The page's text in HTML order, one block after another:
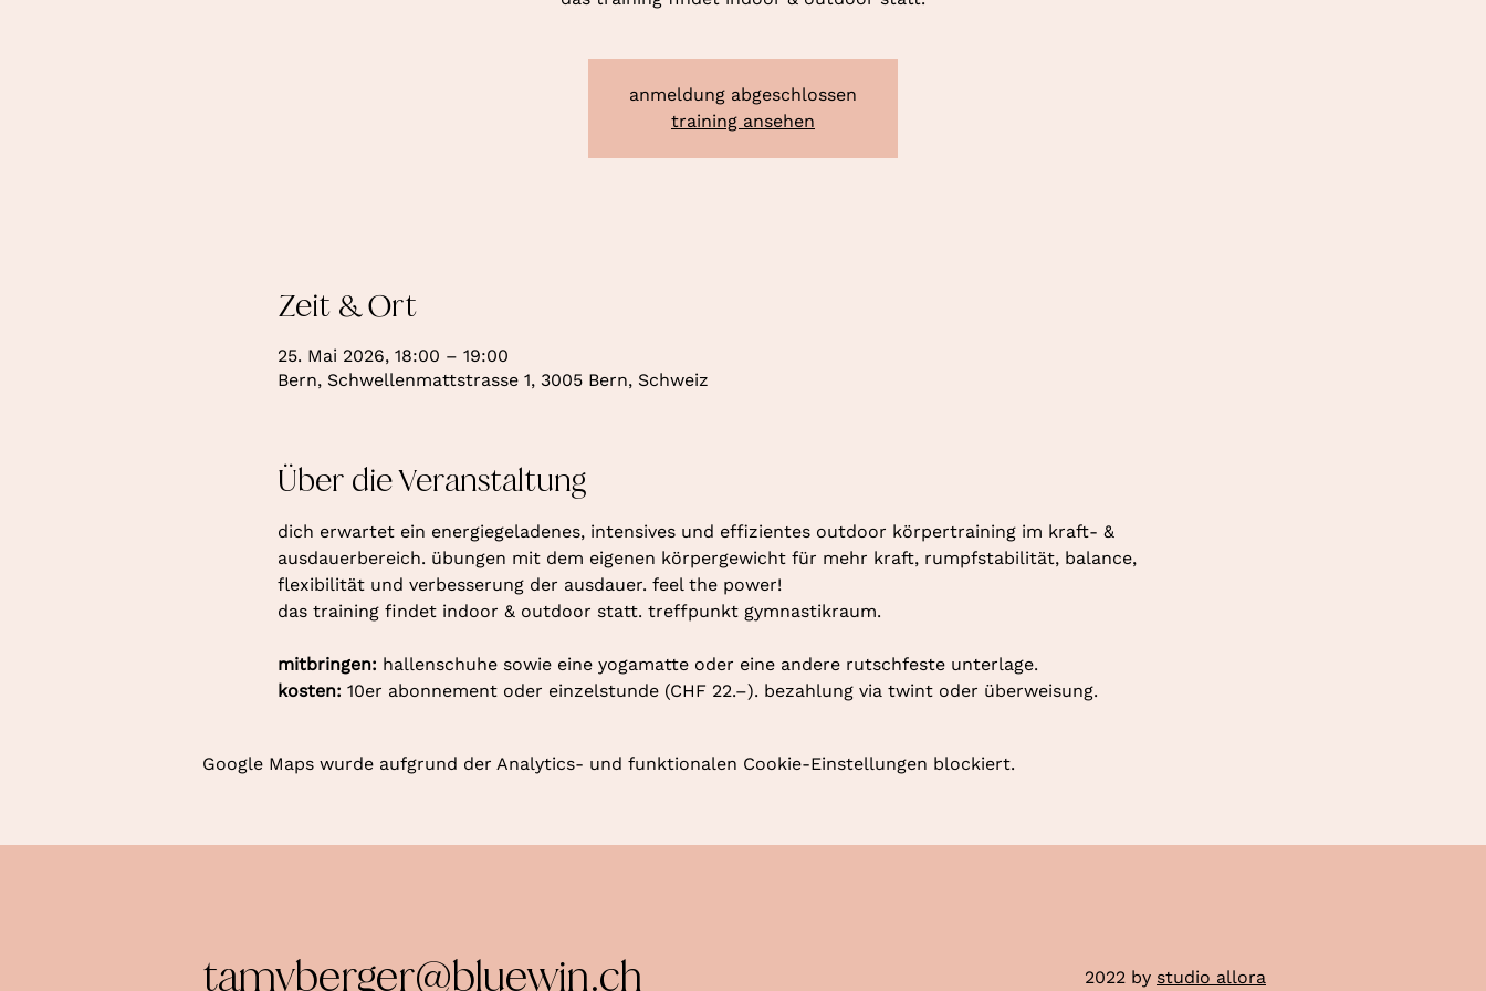
anmeldung abgeschlossen
training ansehen
Zeit & Ort
25. Mai 2026, 18:00 – 19:00
Bern, Schwellenmattstrasse 1, 3005 Bern, Schweiz
Über die Veranstaltung
dich erwartet ein energiegeladenes, intensives und effizientes outdoor körpertraining im kraft- &
ausdauerbereich. übungen mit dem eigenen körpergewicht für mehr kraft, rumpfstabilität, balance,
flexibilität und verbesserung der ausdauer. feel the power!
das training findet indoor & outdoor statt. treffpunkt gymnastikraum.
mitbringen: hallenschuhe sowie eine yogamatte oder eine andere rutschfeste unterlage.
kosten: 10er abonnement oder einzelstunde (CHF 22.–). bezahlung via twint oder überweisung.
Google Maps wurde aufgrund der Analytics- und funktionalen Cookie-Einstellungen blockiert.
tamyberger@bluewin.ch 2022 by studio allora